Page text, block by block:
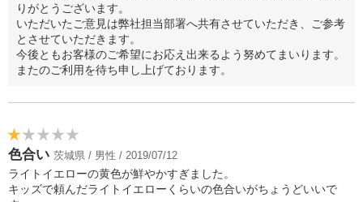
りがとうございます。
いただいたご意見は弊社担当部署へ共有させていただき、ご参考
とさせていただきます。
今後ともお客様のご希望にお応え出来るよう努めてまいります。
またのご利用を待ち申し上げております。
色合い 茨城県 / 男性 / 2019/07/12
ライトイエローの黄色が鮮やかすぎました。
キッズで頼んだライトイエローくらいの色合いがちょうどいいで